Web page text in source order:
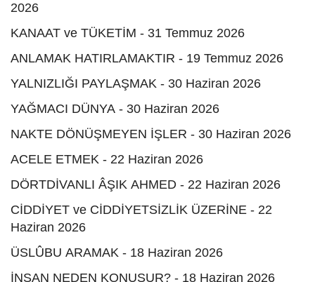
2026
KANAAT ve TÜKETİM - 31 Temmuz 2026
ANLAMAK HATIRLAMAKTIR - 19 Temmuz 2026
YALNIZLIĞI PAYLAŞMAK - 30 Haziran 2026
YAĞMACI DÜNYA - 30 Haziran 2026
NAKTE DÖNÜŞMEYEN İŞLER - 30 Haziran 2026
ACELE ETMEK - 22 Haziran 2026
DÖRTDİVANLI ÂŞIK AHMED - 22 Haziran 2026
CİDDİYET ve CİDDİYETSİZLİK ÜZERİNE - 22
Haziran 2026
ÜSLÛBU ARAMAK - 18 Haziran 2026
İNSAN NEDEN KONUŞUR? - 18 Haziran 2026